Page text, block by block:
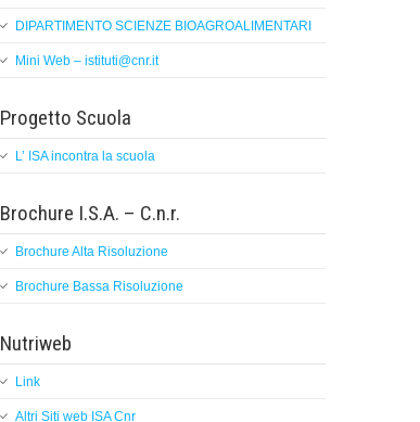
DIPARTIMENTO SCIENZE BIOAGROALIMENTARI
Mini Web – istituti@cnr.it
Progetto Scuola
L’ ISA incontra la scuola
Brochure I.S.A. – C.n.r.
Brochure Alta Risoluzione
Brochure Bassa Risoluzione
Nutriweb
Link
Altri Siti web ISA Cnr